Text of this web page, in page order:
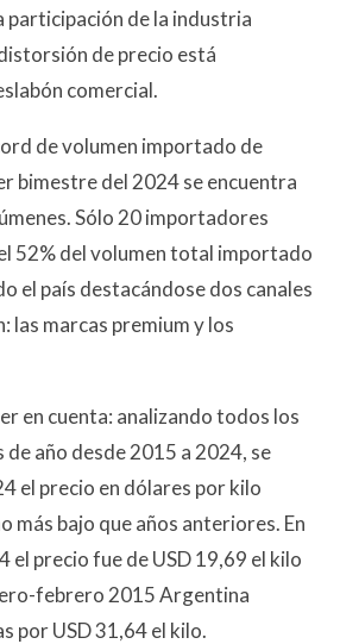
participación de la industria
de precio está
comercial.
de volumen importado de
bimestre del 2024 se encuentra
Sólo 20 importadores
52% del volumen total importado
el país destacándose dos canales
las marcas premium y los
en cuenta: analizando todos los
año desde 2015 a 2024, se
el precio en dólares por kilo
más bajo que años anteriores. En
precio fue de USD 19,69 el kilo
febrero 2015 Argentina
por USD 31,64 el kilo.